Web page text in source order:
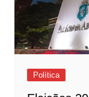
Política